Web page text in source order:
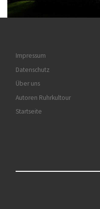
Impressum
Datenschutz
Über uns
Autoren Ruhrkultour
Startseite